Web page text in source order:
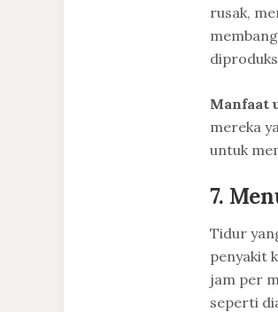
rusak,
Manfaat
mereka
untuk
7.
Tidur
penyakit
jam per
seperti